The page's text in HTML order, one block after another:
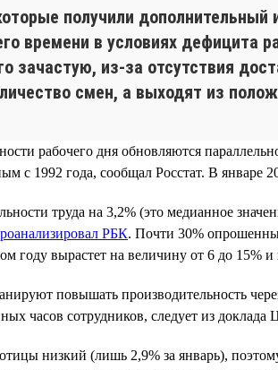
получили
времени в условиях дефицита
зачастую, из-за отсутствия
смен, а выходят из
рабочего дня обновляются
с 1992 года, сообщал Росстат. В январе
труда на 3,2% (это медианное
РБК. Почти 30%
году вырастет на величину от 6 до 15%
повышать производительность
часов сотрудников, следует из доклада
низкий (лишь 2,9% за январь),